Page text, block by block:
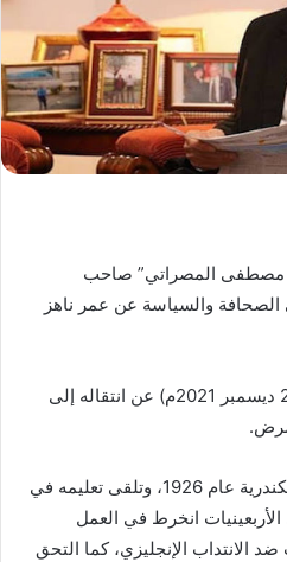
مصطفى المصراتي” صاحب
الصحافة والسياسة عن عمر ناهز
وأعلنت عائلة الفقيد الأربعاء (29 ديسمبر 2021م) عن انتقاله إلى
ولد المصراتي في المهجر بالإسكندرية عام 1926، وتلقى تعليمه في
الأربعينيات انخرط في العمل
الإنجليزي، كما التحق